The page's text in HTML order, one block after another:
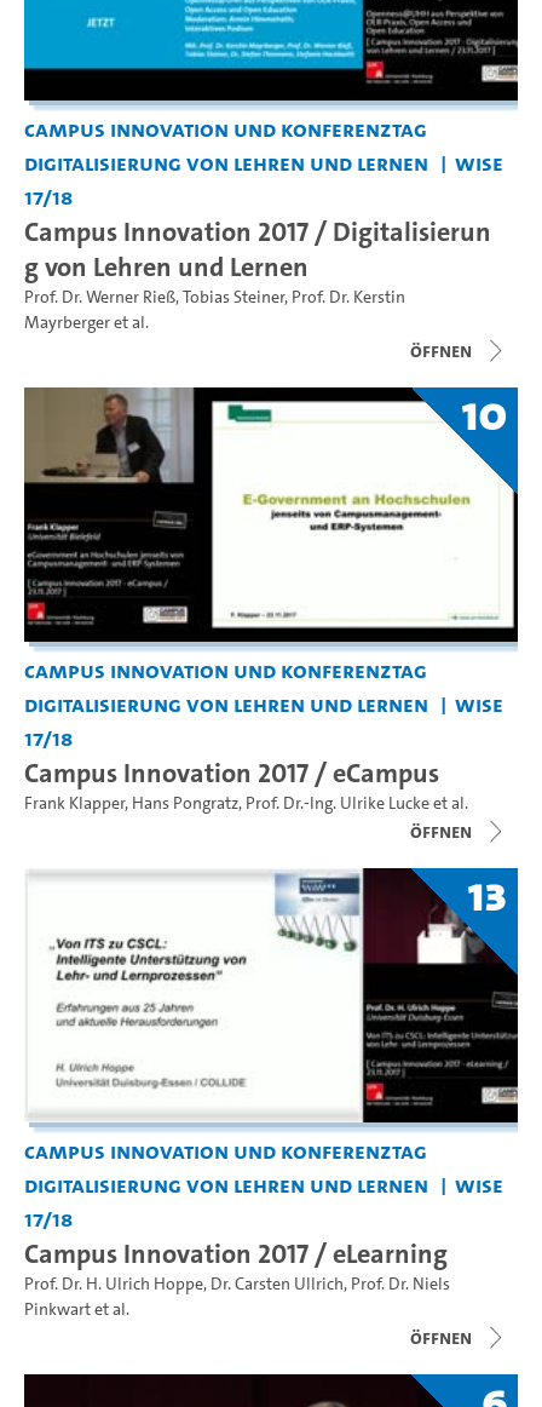
Campus Innovation und Konferenztag
Digitalisierung von Lehren und Lernen
WiSe
17/18
Campus Innovation 2017 / Digitalisierun
g von Lehren und Lernen
Prof. Dr. Werner Rieß,Tobias Steiner, Prof. Dr. Kerstin
Mayrbergeret al.
Öffnen
10
Campus Innovation und Konferenztag
Digitalisierung von Lehren und Lernen
WiSe
17/18
Campus Innovation 2017 / eCampus
Frank Klapper, Hans Pongratz, Prof. Dr.-Ing. Ulrike Luckeet al.
Öffnen
13
Campus Innovation und Konferenztag
Digitalisierung von Lehren und Lernen
WiSe
17/18
Campus Innovation 2017 / eLearning
Prof. Dr. H. Ulrich Hoppe, Dr. Carsten Ullrich, Prof. Dr. Niels
Pinkwartet al.
Öffnen